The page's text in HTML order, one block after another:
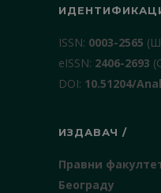
ISSN: 0003-2565
еISSN: 2406-2693
DOI: 10.51204/
ИЗДАВАЧ /
Правни
Београду